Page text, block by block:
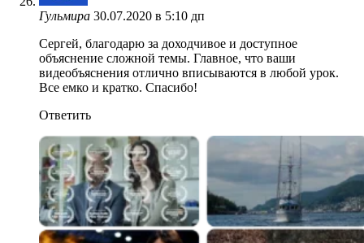
Гульмира 30.07.2020 в 5:10 дп
Сергей, благодарю за доходчивое и доступное
объяснение сложной темы. Главное, что ваши
видеобъяснения отлично вписываются в любой урок.
Все емко и кратко. Спасибо!
Ответить